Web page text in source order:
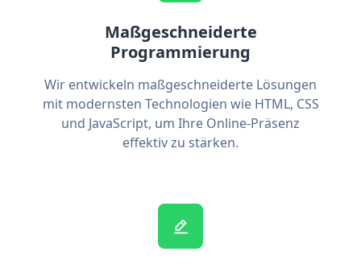
Maßgeschneiderte
Programmierung
Wir entwickeln maßgeschneiderte Lösungen
mit modernsten Technologien wie HTML, CSS
und JavaScript, um Ihre Online-Präsenz
effektiv zu stärken.